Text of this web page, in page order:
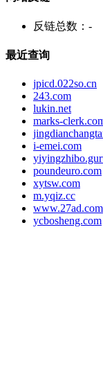
反链总数： -
最近查询
jpicd.022so.cn
243.com
lukin.net
marks-
i-emei.com
poundeuro.com
xytsw.com
m.yqiz.cc
www.27ad.com
ycbosheng.com